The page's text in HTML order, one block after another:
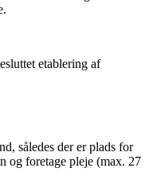
.
etablering af
således der er plads for
og foretage pleje (max. 27